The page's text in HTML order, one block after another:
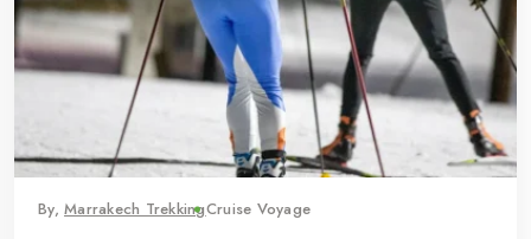
By,Marrakech TrekkingCruise Voyage